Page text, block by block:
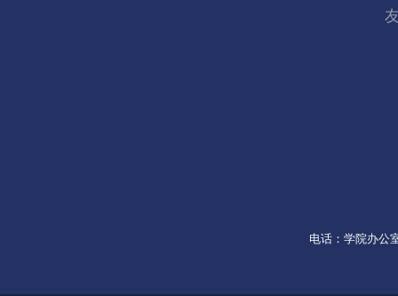
电话：学院办公